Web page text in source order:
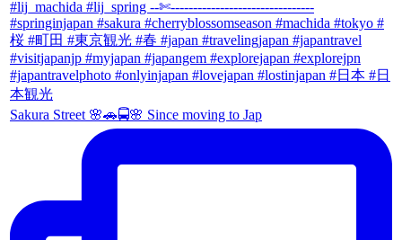
Sakura Street 🌸🚗🚍🌸 Since moving to Jap